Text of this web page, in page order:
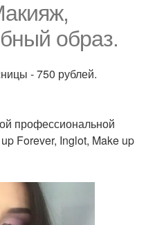
образ.
- 750 рублей.
профессиональной
Forever, Inglot, Make up